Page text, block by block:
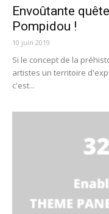
Envoûtante
Pompidou !
10 juin 2019
Si le concept de la
artistes un territoire
c'est...